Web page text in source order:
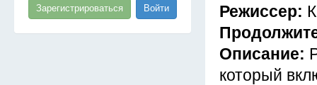
Зарегистрироваться Войти
Режиссер:
Описание:
который